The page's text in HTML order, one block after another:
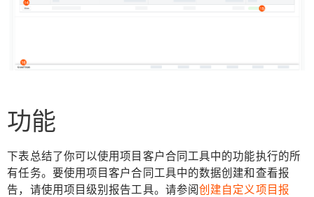
功能
下表总结了你可以使用项目客户合同工具中的功能执行的所
有任务。要使用项目客户合同工具中的数据创建和查看报
告，请使用项目级别报告工具。请参阅创建自定义项目报